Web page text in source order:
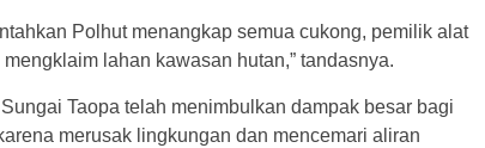
Polhut menangkap semua cukong, pemilik alat
lahan kawasan hutan,” tandasnya.
Taopa telah menimbulkan dampak besar bagi
merusak lingkungan dan mencemari aliran